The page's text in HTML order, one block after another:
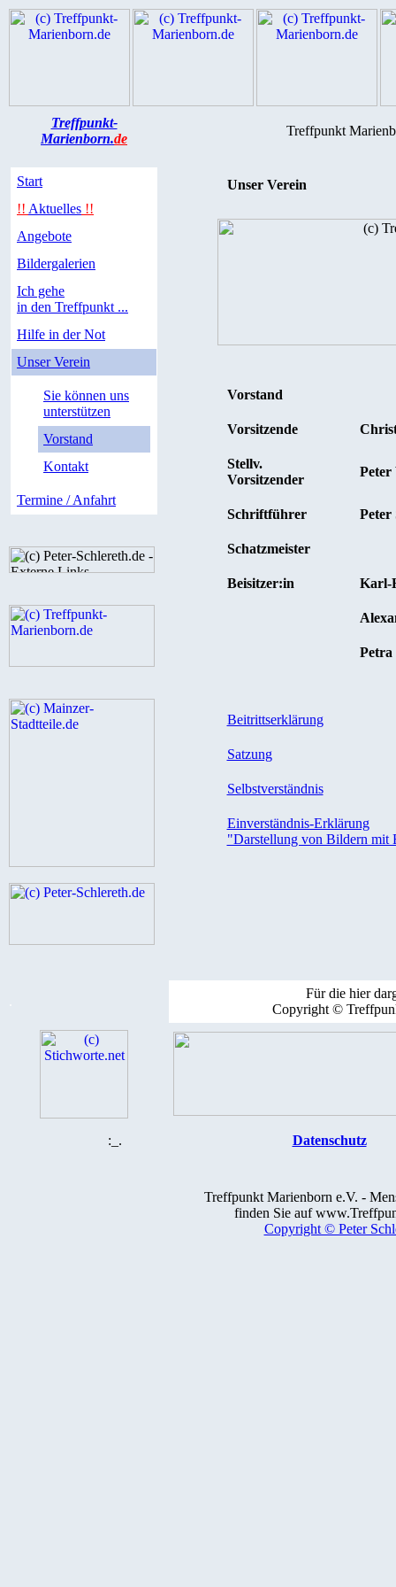
Treffpunkt-
Marienborn.de
Treffpunkt
Start
!! Aktuelles !!
Angebote
Bildergalerien
Ich gehe
in den Treffpunkt ...
Hilfe in der Not
Unser Verein
Sie können uns
unterstützen
Vorstand
Kontakt
Termine / Anfahrt
Unser Verein
Vorstand
Vorsitzende
Stellv.
Vorsitzender
Peter
Schriftführer Peter
Schatzmeister
Beisitzer:in Karl-
Petra
Beitrittserklärung
Satzung
Selbstverständnis
Einverständnis-Erklärung
"Darstellung von Bildern mit
Für die hier
Copyright ©
:_. Datenschutz
Treffpunkt Marienborn e.V. -
finden Sie auf
Copyright © Peter